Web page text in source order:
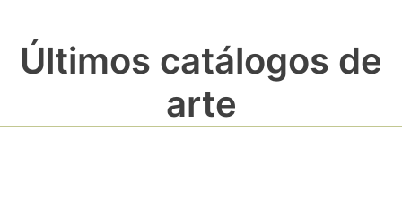
Últimos catálogos de
arte